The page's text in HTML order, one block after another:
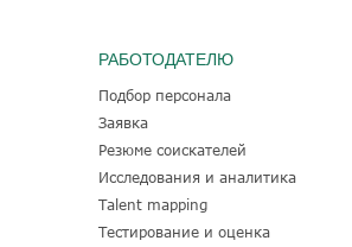
РАБОТОДАТЕЛЮ
Подбор персонала
Заявка
Резюме соискателей
Исследования и аналитика
Talent mapping
Тестирование и оценка